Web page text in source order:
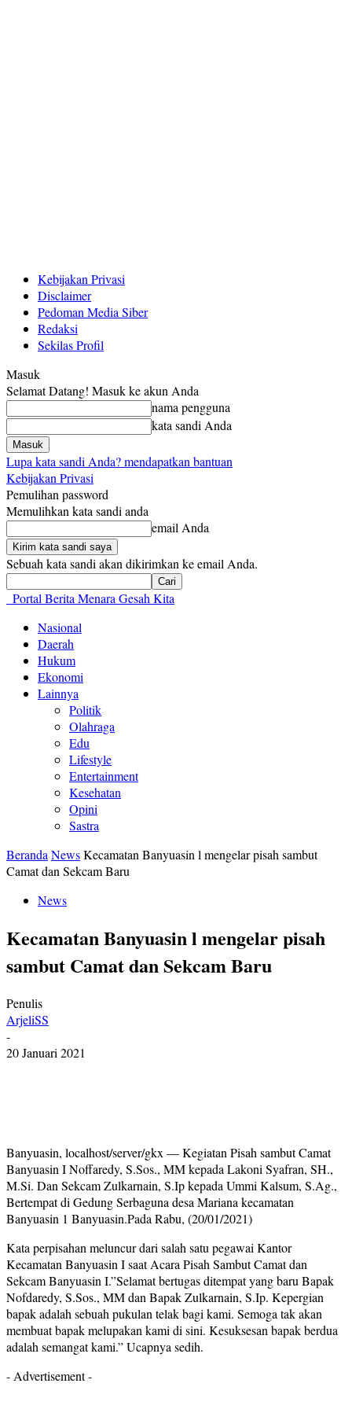
Kebijakan Privasi
Disclaimer
Pedoman Media Siber
Redaksi
Sekilas Profil
Masuk
Selamat Datang! Masuk ke akun Anda
nama pengguna
kata sandi Anda
Lupa kata sandi Anda? mendapatkan bantuan
Kebijakan Privasi
Pemulihan password
Memulihkan kata sandi anda
email Anda
Sebuah kata sandi akan dikirimkan ke email Anda.
Portal Berita Menara Gesah Kita
Nasional
Daerah
Hukum
Ekonomi
Lainnya
Politik
Olahraga
Edu
Lifestyle
Entertainment
Kesehatan
Opini
Sastra
Beranda NewsKecamatan Banyuasin l mengelar pisah sambut
Camat dan Sekcam Baru
News
Kecamatan Banyuasin l mengelar pisah
sambut Camat dan Sekcam Baru
Penulis
ArjeliSS
-
20 Januari 2021
Banyuasin, localhost/server/gkx — Kegiatan Pisah sambut Camat
Banyuasin I Noffaredy, S.Sos., MM kepada Lakoni Syafran, SH.,
M.Si. Dan Sekcam Zulkarnain, S.Ip kepada Ummi Kalsum, S.Ag.,
Bertempat di Gedung Serbaguna desa Mariana kecamatan
Banyuasin 1 Banyuasin.Pada Rabu, (20/01/2021)
Kata perpisahan meluncur dari salah satu pegawai Kantor
Kecamatan Banyuasin I saat Acara Pisah Sambut Camat dan
Sekcam Banyuasin I.”Selamat bertugas ditempat yang baru Bapak
Nofdaredy, S.Sos., MM dan Bapak Zulkarnain, S.Ip. Kepergian
bapak adalah sebuah pukulan telak bagi kami. Semoga tak akan
membuat bapak melupakan kami di sini. Kesuksesan bapak berdua
adalah semangat kami.” Ucapnya sedih.
- Advertisement -